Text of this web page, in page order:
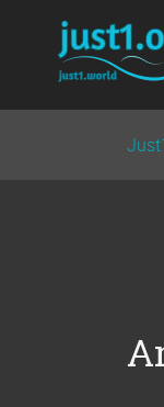
Navigation
überspringen